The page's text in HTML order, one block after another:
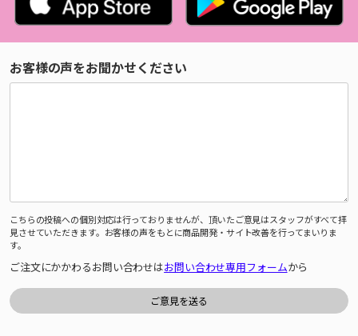
お客様の声をお聞かせください
こちらの投稿への個別対応は行っておりませんが、頂いたご意見はスタッフがすべて拝
見させていただきます。お客様の声をもとに商品開発・サイト改善を行ってまいりま
す。
ご注文にかかわるお問い合わせはお問い合わせ専用フォームから